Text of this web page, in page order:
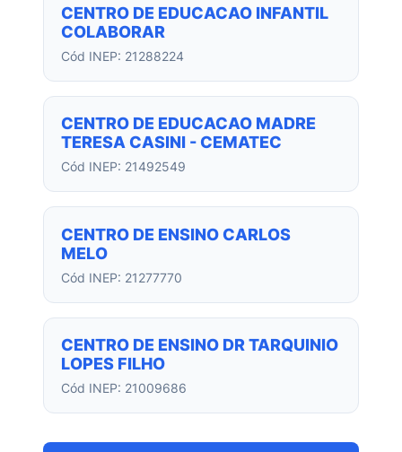
CENTRO DE EDUCACAO INFANTIL
COLABORAR
Cód INEP: 21288224
CENTRO DE EDUCACAO MADRE
TERESA CASINI - CEMATEC
Cód INEP: 21492549
CENTRO DE ENSINO CARLOS
MELO
Cód INEP: 21277770
CENTRO DE ENSINO DR TARQUINIO
LOPES FILHO
Cód INEP: 21009686